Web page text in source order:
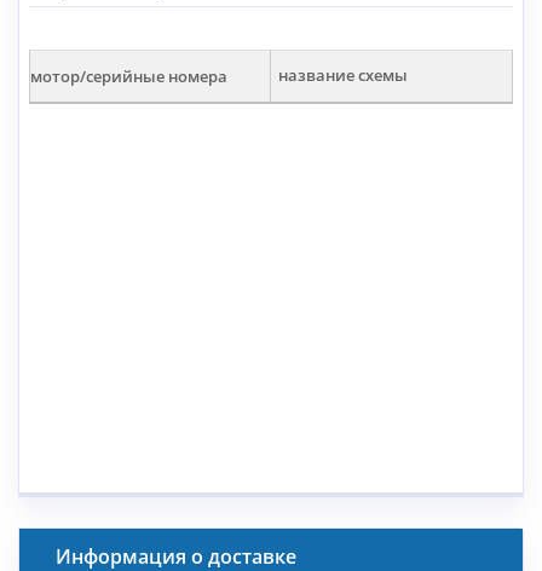
мотор/серийные номера название схемы
Информация о доставке